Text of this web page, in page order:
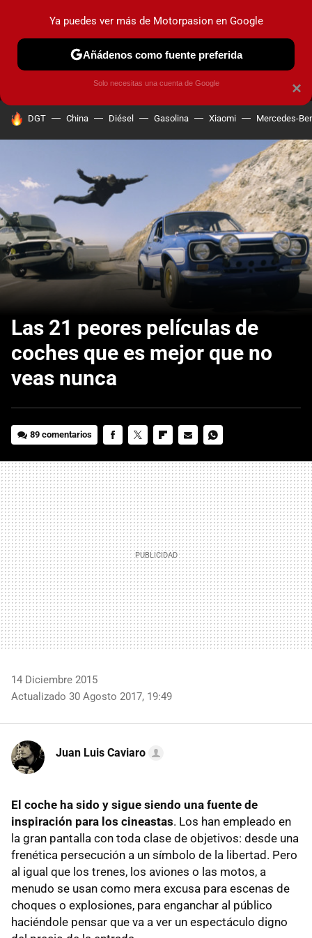
MENÚ NUEVO
COCHES ELÉCTRICOS OBSERVATORIO
HOY SE HABLA DE
DGT China Diésel Gasolina Xiaomi Mercedes-
Las 21 peores películas de
coches que es mejor que no
veas nunca
89 comentarios
MAIL
14 Diciembre 2015
Actualizado 30 Agosto 2017, 19:49
Juan Luis Caviaro
El coche ha sido y sigue siendo una fuente de
inspiración para los cineastas. Los han empleado en
la gran pantalla con toda clase de objetivos: desde una
frenética persecución a un símbolo de la libertad. Pero
al igual que los trenes, los aviones o las motos, a
menudo se usan como mera excusa para escenas de
choques o explosiones, para enganchar al público
haciéndole pensar que va a ver un espectáculo digno
×
Ya puedes ver más de Motorpasion en Google
Añádenos como fuente preferida
Solo necesitas una cuenta de Google